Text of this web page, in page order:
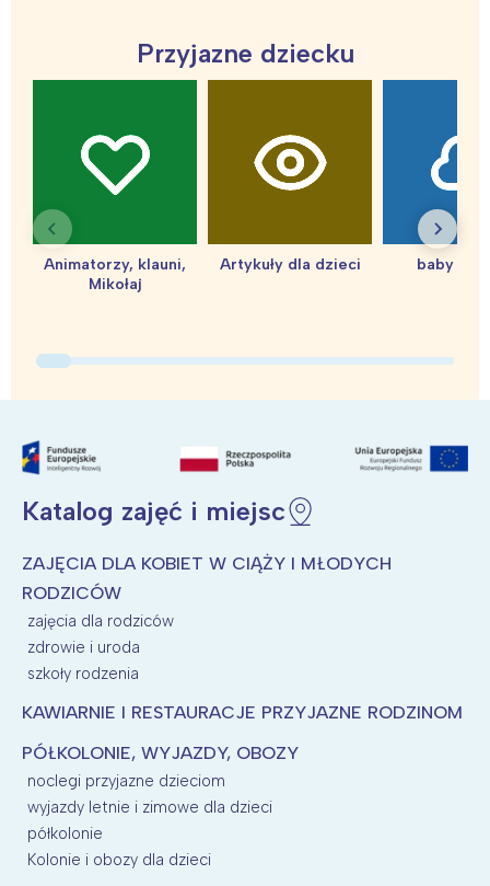
Przyjazne dziecku
Animatorzy, klauni,
Mikołaj
Artykuły dla dzieci baby
Katalog zajęć i miejsc
ZAJĘCIA DLA KOBIET W CIĄŻY I MŁODYCH
RODZICÓW
zajęcia dla rodziców
zdrowie i uroda
szkoły rodzenia
KAWIARNIE I RESTAURACJE PRZYJAZNE RODZINOM
PÓŁKOLONIE, WYJAZDY, OBOZY
noclegi przyjazne dzieciom
wyjazdy letnie i zimowe dla dzieci
półkolonie
Kolonie i obozy dla dzieci
tego regionu:
Łódź
Wrocław
Kraków
Wszystkie
Wybieram